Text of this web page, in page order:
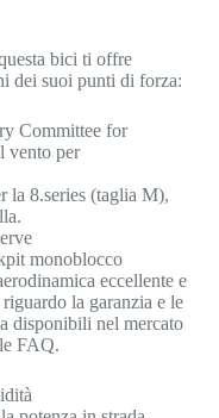
bici ti offre
dei suoi punti di forza:
Committee for
vento per
la 8.series (taglia M),
monoblocco
eccellente e
la garanzia e le
disponibili nel mercato
FAQ.